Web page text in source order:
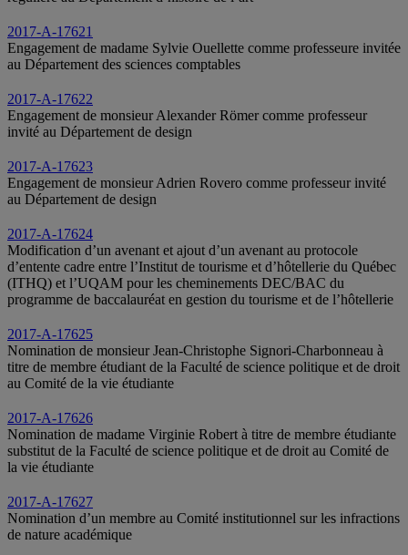
2017-A-17621
Engagement de madame Sylvie Ouellette comme professeure invitée
au Département des sciences comptables
2017-A-17622
Engagement de monsieur Alexander Römer comme professeur
invité au Département de design
2017-A-17623
Engagement de monsieur Adrien Rovero comme professeur invité
au Département de design
2017-A-17624
Modification d’un avenant et ajout d’un avenant au protocole
d’entente cadre entre l’Institut de tourisme et d’hôtellerie du Québec
(ITHQ) et l’UQAM pour les cheminements DEC/BAC du
programme de baccalauréat en gestion du tourisme et de l’hôtellerie
2017-A-17625
Nomination de monsieur Jean-Christophe Signori-Charbonneau à
titre de membre étudiant de la Faculté de science politique et de droit
au Comité de la vie étudiante
2017-A-17626
Nomination de madame Virginie Robert à titre de membre étudiante
substitut de la Faculté de science politique et de droit au Comité de
la vie étudiante
2017-A-17627
Nomination d’un membre au Comité institutionnel sur les infractions
de nature académique